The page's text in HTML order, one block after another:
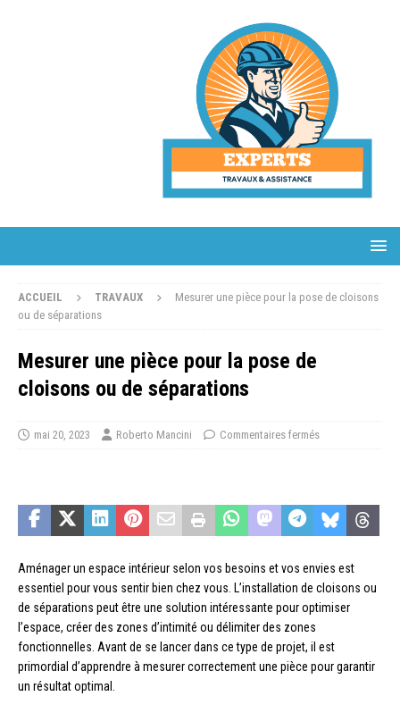
ACCUEIL TRAVAUX
Mesurer une pièce pour la pose de cloisons
ou de séparations
Mesurer une pièce pour la pose de
cloisons ou de séparations
mai 20, 2023 Roberto Mancini Commentaires fermés
Aménager un espace intérieur selon vos besoins et vos envies est
essentiel pour vous sentir bien chez vous. L’installation de cloisons ou
de séparations peut être une solution intéressante pour optimiser
l’espace, créer des zones d’intimité ou délimiter des zones
fonctionnelles. Avant de se lancer dans ce type de projet, il est
primordial d’apprendre à mesurer correctement une pièce pour garantir
un résultat optimal.